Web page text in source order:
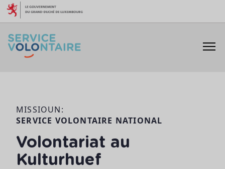
Skip to content
MISSIOUN:
SERVICE VOLONTAIRE NATIONAL
Volontariat au
Kulturhuef